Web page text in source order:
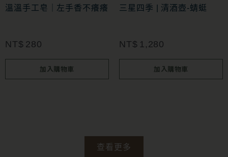
溫溫手工皂｜左手香不癢癢
NT$ 280
加入購物車
三星四季 | 清酒壺-蜻蜓
NT$ 1,280
加入購物車
查看更多